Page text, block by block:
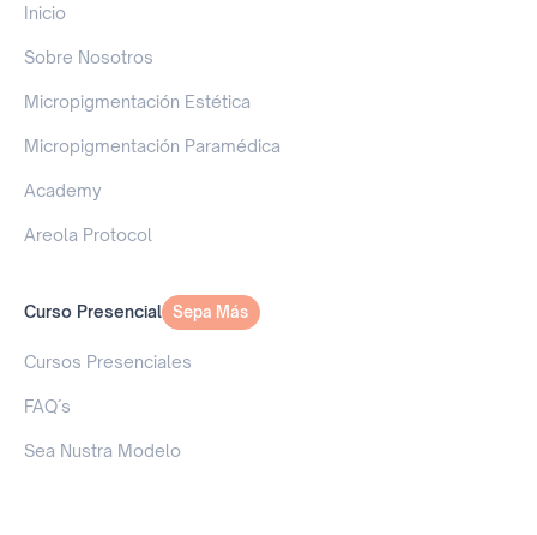
Inicio
Sobre Nosotros
Micropigmentación Estética
Micropigmentación Paramédica
Academy
Areola Protocol
Curso Presencial Sepa Más
Sepa Más
Cursos Presenciales
FAQ´s
Sea Nustra Modelo